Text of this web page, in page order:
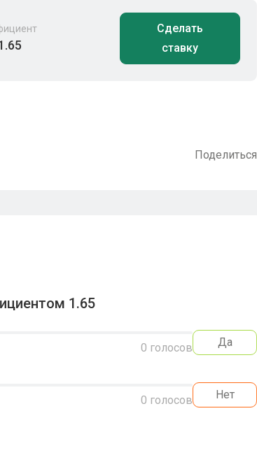
Сделать
ставку
Поделиться
1.65
0 голосов Да
0 голосов Нет